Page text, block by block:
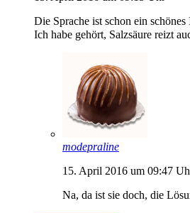
Die Sprache ist schon ein schönes
Ich habe gehört, Salzsäure reizt
modepraline
15. April 2016 um 09:47
Na, da ist sie doch, die